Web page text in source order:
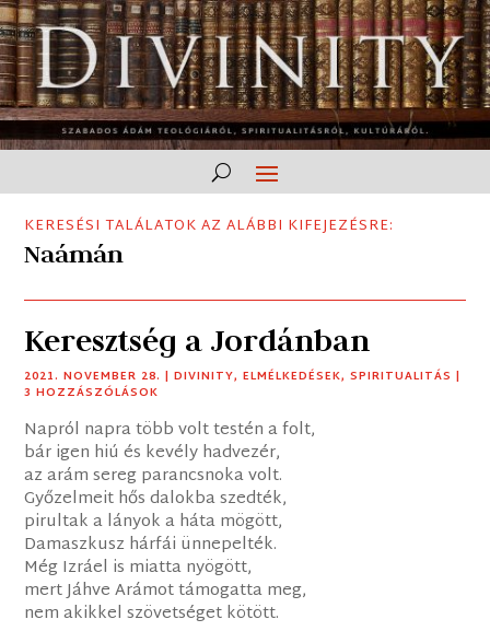
KERESÉSI TALÁLATOK AZ ALÁBBI KIFEJEZÉSRE:
Naámán
Keresztség a Jordánban
2021. NOVEMBER 28. |DIVINITY,ELMÉLKEDÉSEK,SPIRITUALITÁS |
3 HOZZÁSZÓLÁSOK
Napról napra több volt testén a folt,
bár igen hiú és kevély hadvezér,
az arám sereg parancsnoka volt.
Győzelmeit hős dalokba szedték,
pirultak a lányok a háta mögött,
Damaszkusz hárfái ünnepelték.
Még Izráel is miatta nyögött,
mert Jáhve Arámot támogatta meg,
nem akikkel szövetséget kötött.